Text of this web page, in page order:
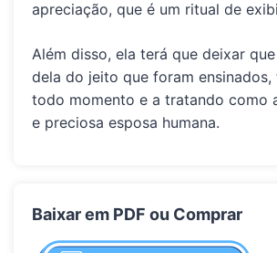
apreciação, que é um ritual de
Além disso, ela terá que deixar
dela do jeito que foram
todo momento e a tratando como
e preciosa esposa humana.
Baixar em PDF ou Comprar